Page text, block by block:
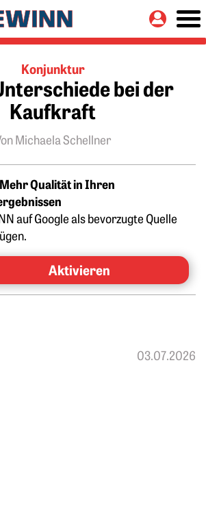
Konjunktur
bei der
Kaufkraft
Michaela Schellner
Mehr Qualität in Ihren
auf Google als bevorzugte Quelle
Aktivieren
03.07.2026